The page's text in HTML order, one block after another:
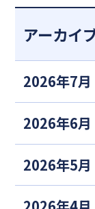
アーカイ
2026年7月
2026年6月
2026年5月